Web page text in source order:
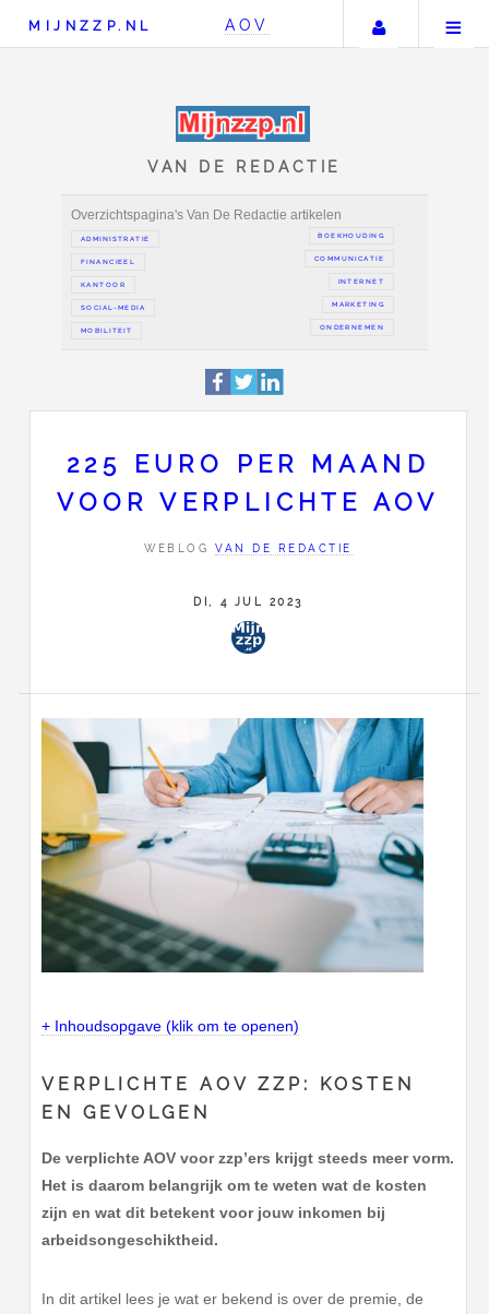
MIJNZZP.NL AOV Uw
VAN DE REDACTIE
Overzichtspagina's Van De Redactie artikelen
ADMINISTRATIE
MOBILITEIT
225 EURO PER MAAND
VOOR VERPLICHTE AOV
WEBLOGVAN DE REDACTIE
DI, 4 JUL 2023
+ Inhoudsopgave (klik om te openen)
VERPLICHTE AOV ZZP: KOSTEN
EN GEVOLGEN
De verplichte AOV voor zzp’ers krijgt steeds meer vorm.
Het is daarom belangrijk om te weten wat de kosten
zijn en wat dit betekent voor jouw inkomen bij
arbeidsongeschiktheid.
In dit artikel lees je wat er bekend is over de premie, de